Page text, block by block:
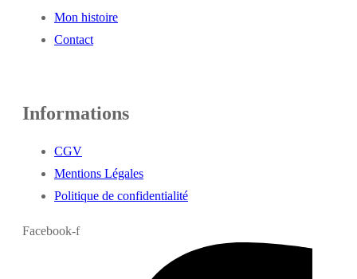
Mon histoire
Contact
Informations
CGV
Mentions Légales
Politique de confidentialité
Facebook-f